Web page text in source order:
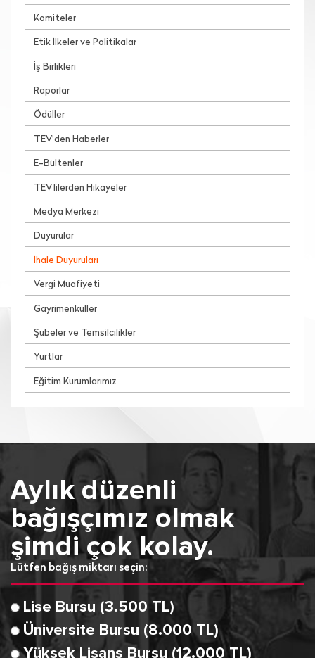
Komiteler
Etik İlkeler ve Politikalar
İş Birlikleri
Raporlar
Ödüller
TEV’den Haberler
E-Bültenler
TEV'lilerden Hikayeler
Medya Merkezi
Duyurular
İhale Duyuruları
Vergi Muafiyeti
Gayrimenkuller
Şubeler ve Temsilcilikler
Yurtlar
Eğitim Kurumlarımız
Aylık düzenli
bağışçımız olmak
şimdi çok kolay.
Lütfen bağış miktarı seçin:
Lise Bursu (3.500 TL)
Üniversite Bursu (8.000 TL)
Yüksek Lisans Bursu (12.000 TL)